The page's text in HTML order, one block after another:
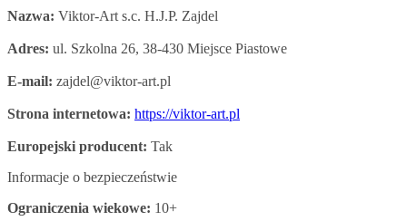
Nazwa: Viktor-Art s.c. H.J.P. Zajdel
Adres: ul. Szkolna 26, 38-430 Miejsce Piastowe
E-mail: zajdel@viktor-art.pl
Strona internetowa: https://viktor-art.pl
Europejski producent: Tak
Informacje o bezpieczeństwie
Ograniczenia wiekowe: 10+